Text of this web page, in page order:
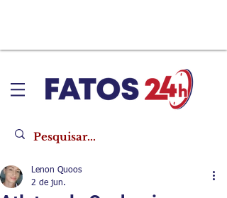
Lenon Quoos
2 de jun.